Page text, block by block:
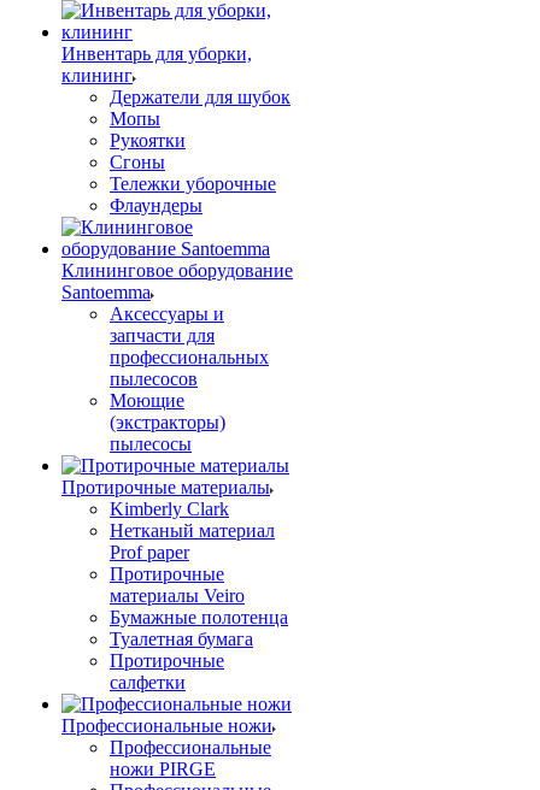
Инвентарь для уборки,
клининг
Держатели для шубок
Мопы
Рукоятки
Сгоны
Тележки уборочные
Флаундеры
Клининговое оборудование
Santoemma
Аксессуары и
запчасти для
профессиональных
пылесосов
Моющие
(экстракторы)
пылесосы
Протирочные материалы
Kimberly Clark
Нетканый материал
Prof paper
Протирочные
материалы Veiro
Бумажные полотенца
Туалетная бумага
Протирочные
салфетки
Профессиональные ножи
Профессиональные
ножи PIRGE